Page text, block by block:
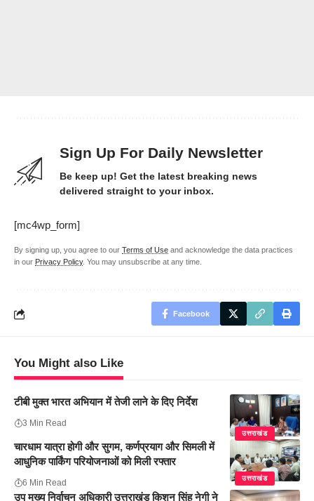
Sign Up For Daily Newsletter
Be keep up! Get the latest breaking news
delivered straight to your inbox.
[mc4wp_form]
By signing up, you agree to our Terms of Use and acknowledge the data practices
in our Privacy Policy. You may unsubscribe at any time.
Facebook
You Might also Like
उत्तराखंड
टीबी मुक्त भारत अभियान में तेजी लाने के दिए निर्देश
3 Min Read
उत्तराखंड
चारधाम यात्रा होगी और सुगम, कर्णप्रयाग और सिमली में
आधुनिक पार्किंग परियोजनाओं को मिली रफ्तार
6 Min Read
उप मुख्य निर्वाचन अधिकारी उत्तराखंड किशन सिंह नेगी ने